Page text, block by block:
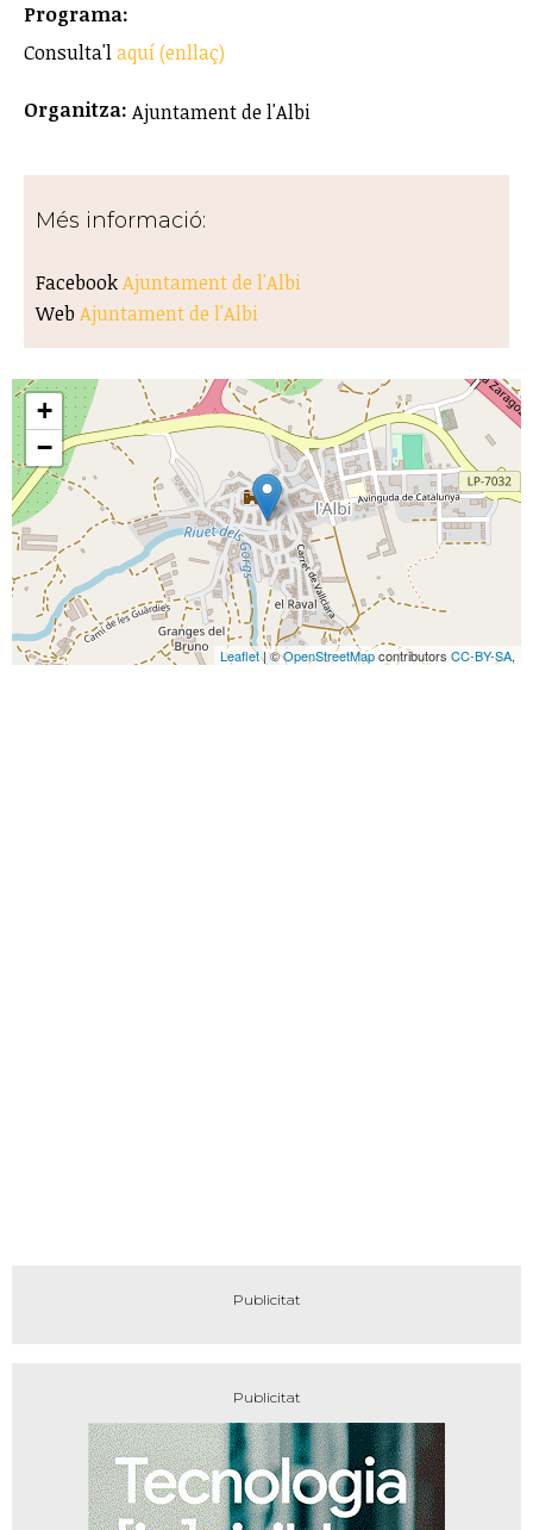
Programa:
Consulta'laquí (enllaç)
Organitza: Ajuntament de l'Albi
Més informació:
FacebookAjuntament de l'Albi
Web Ajuntament de l'Albi
+
−
Leaflet| ©OpenStreetMapcontributors CC-BY-SA,